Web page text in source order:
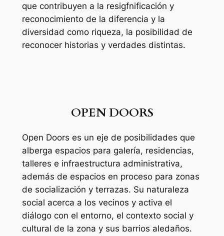
que contribuyen a la resigfnificación y
reconocimiento de la diferencia y la
diversidad como riqueza, la posibilidad de
reconocer historias y verdades distintas.
OPEN DOORS
Open Doors es un eje de posibilidades que
alberga espacios para galería, residencias,
talleres e infraestructura administrativa,
además de espacios en proceso para zonas
de socialización y terrazas. Su naturaleza
social acerca a los vecinos y activa el
diálogo con el entorno, el contexto social y
cultural de la zona y sus barrios aledaños.